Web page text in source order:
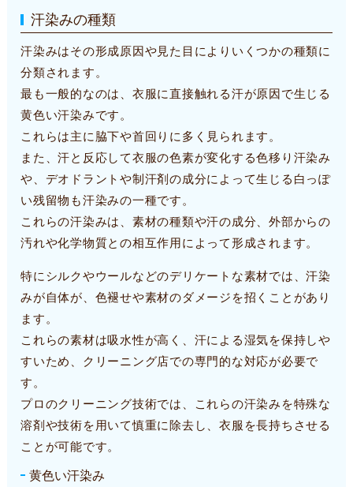
汗染みの種類
汗染みはその形成原因や見た目によりいくつかの種類に
分類されます。
最も一般的なのは、衣服に直接触れる汗が原因で生じる
黄色い汗染みです。
これらは主に脇下や首回りに多く見られます。
また、汗と反応して衣服の色素が変化する色移り汗染み
や、デオドラントや制汗剤の成分によって生じる白っぽ
い残留物も汗染みの一種です。
これらの汗染みは、素材の種類や汗の成分、外部からの
汚れや化学物質との相互作用によって形成されます。
特にシルクやウールなどのデリケートな素材では、汗染
みが自体が、色褪せや素材のダメージを招くことがあり
ます。
これらの素材は吸水性が高く、汗による湿気を保持しや
すいため、クリーニング店での専門的な対応が必要で
す。
プロのクリーニング技術では、これらの汗染みを特殊な
溶剤や技術を用いて慎重に除去し、衣服を長持ちさせる
ことが可能です。
黄色い汗染み